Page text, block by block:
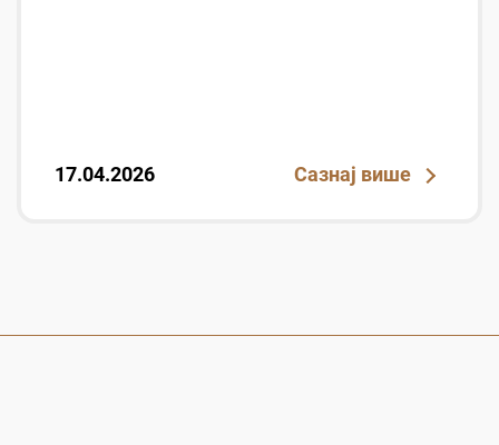
17.04.2026 Сазнај више